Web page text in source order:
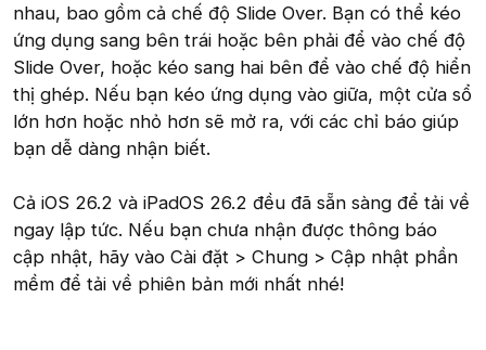
nhau, bao gồm cả chế độ Slide Over. Bạn có thể kéo
ứng dụng sang bên trái hoặc bên phải để vào chế độ
Slide Over, hoặc kéo sang hai bên để vào chế độ hiển
thị ghép. Nếu bạn kéo ứng dụng vào giữa, một cửa sổ
lớn hơn hoặc nhỏ hơn sẽ mở ra, với các chỉ báo giúp
bạn dễ dàng nhận biết.
Cả iOS 26.2 và iPadOS 26.2 đều đã sẵn sàng để tải về
ngay lập tức. Nếu bạn chưa nhận được thông báo
cập nhật, hãy vào Cài đặt > Chung > Cập nhật phần
mềm để tải về phiên bản mới nhất nhé!